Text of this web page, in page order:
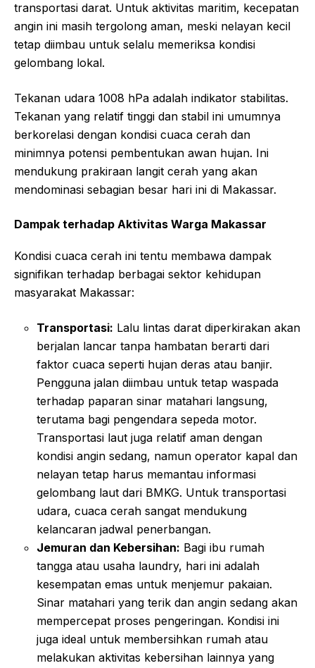
transportasi darat. Untuk aktivitas maritim, kecepatan
angin ini masih tergolong aman, meski nelayan kecil
tetap diimbau untuk selalu memeriksa kondisi
gelombang lokal.
Tekanan udara 1008 hPa adalah indikator stabilitas.
Tekanan yang relatif tinggi dan stabil ini umumnya
berkorelasi dengan kondisi cuaca cerah dan
minimnya potensi pembentukan awan hujan. Ini
mendukung prakiraan langit cerah yang akan
mendominasi sebagian besar hari ini di Makassar.
Dampak terhadap Aktivitas Warga Makassar
Kondisi cuaca cerah ini tentu membawa dampak
signifikan terhadap berbagai sektor kehidupan
masyarakat Makassar:
Transportasi: Lalu lintas darat diperkirakan akan
berjalan lancar tanpa hambatan berarti dari
faktor cuaca seperti hujan deras atau banjir.
Pengguna jalan diimbau untuk tetap waspada
terhadap paparan sinar matahari langsung,
terutama bagi pengendara sepeda motor.
Transportasi laut juga relatif aman dengan
kondisi angin sedang, namun operator kapal dan
nelayan tetap harus memantau informasi
gelombang laut dari BMKG. Untuk transportasi
udara, cuaca cerah sangat mendukung
kelancaran jadwal penerbangan.
Jemuran dan Kebersihan: Bagi ibu rumah
tangga atau usaha laundry, hari ini adalah
kesempatan emas untuk menjemur pakaian.
Sinar matahari yang terik dan angin sedang akan
mempercepat proses pengeringan. Kondisi ini
juga ideal untuk membersihkan rumah atau
melakukan aktivitas kebersihan lainnya yang